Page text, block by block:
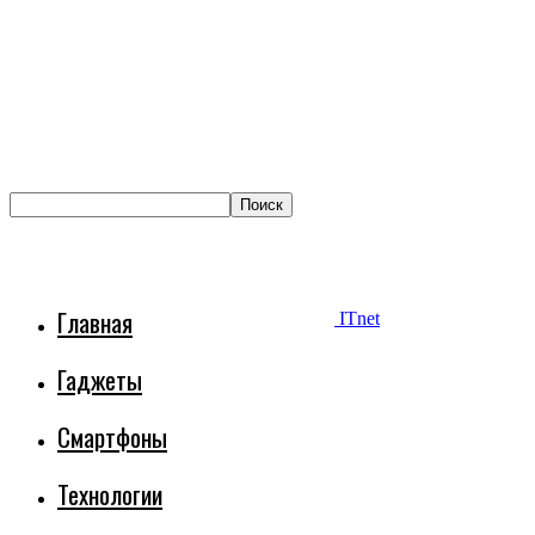
ITnet
Главная
Гаджеты
Смартфоны
Технологии